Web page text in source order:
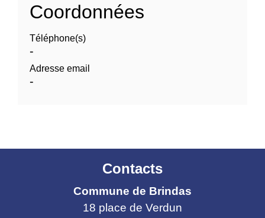
Coordonnées
Téléphone(s)
-
Adresse email
-
Contacts
Commune de Brindas
18 place de Verdun